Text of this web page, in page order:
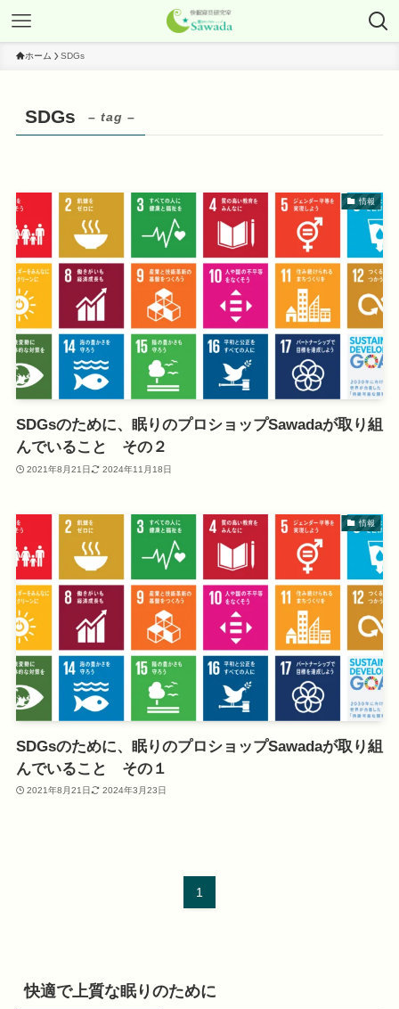
ホーム SDGs
SDGs – tag –
情報
SDGsのために、眠りのプロショップSawadaが取り組
んでいること その２
2021年8月21日 2024年11月18日
情報
SDGsのために、眠りのプロショップSawadaが取り組
んでいること その１
2021年8月21日 2024年3月23日
1
快適で上質な眠りのために